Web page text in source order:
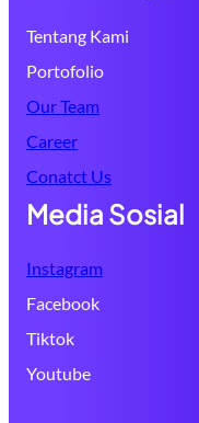
Tentang Kami
Portofolio
Our Team
Career
Conatct Us
Media Sosial
Instagram
Facebook
Tiktok
Youtube